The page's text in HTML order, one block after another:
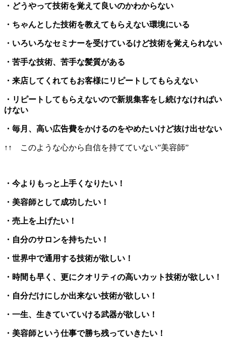
・どうやって技術を覚えて良いのかわからない
・ちゃんとした技術を教えてもらえない環境にいる
・いろいろなセミナーを受けているけど技術を覚えられない
・苦手な技術、苦手な髪質がある
・来店してくれてもお客様にリピートしてもらえない
・リピートしてもらえないので新規集客をし続けなければい
けない
・毎月、高い広告費をかけるのをやめたいけど抜け出せない
↑↑ このような心から自信を持てていない”美容師”
・今よりもっと上手くなりたい！
・美容師として成功したい！
・売上を上げたい！
・自分のサロンを持ちたい！
・世界中で通用する技術が欲しい！
・時間も早く、更にクオリティの高いカット技術が欲しい！
・自分だけにしか出来ない技術が欲しい！
・一生、生きていていける武器が欲しい！
・美容師という仕事で勝ち残っていきたい！